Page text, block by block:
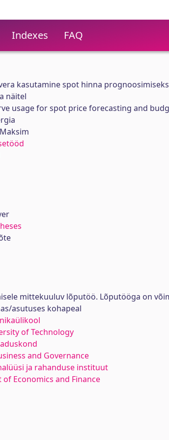
Indexes FAQ
kasutamine spot hinna
näitel
usage for spot price forecasting and
mittekuuluv lõputöö. Lõputööga on
asutuses kohapeal
of Technology
and Governance
ja rahanduse instituut
Economics and Finance